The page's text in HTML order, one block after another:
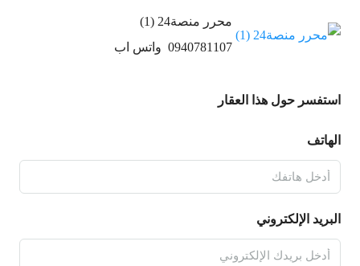
محرر منصة24 (1)
0940781107 واتس اب
استفسر حول هذا العقار
الهاتف
البريد الإلكتروني